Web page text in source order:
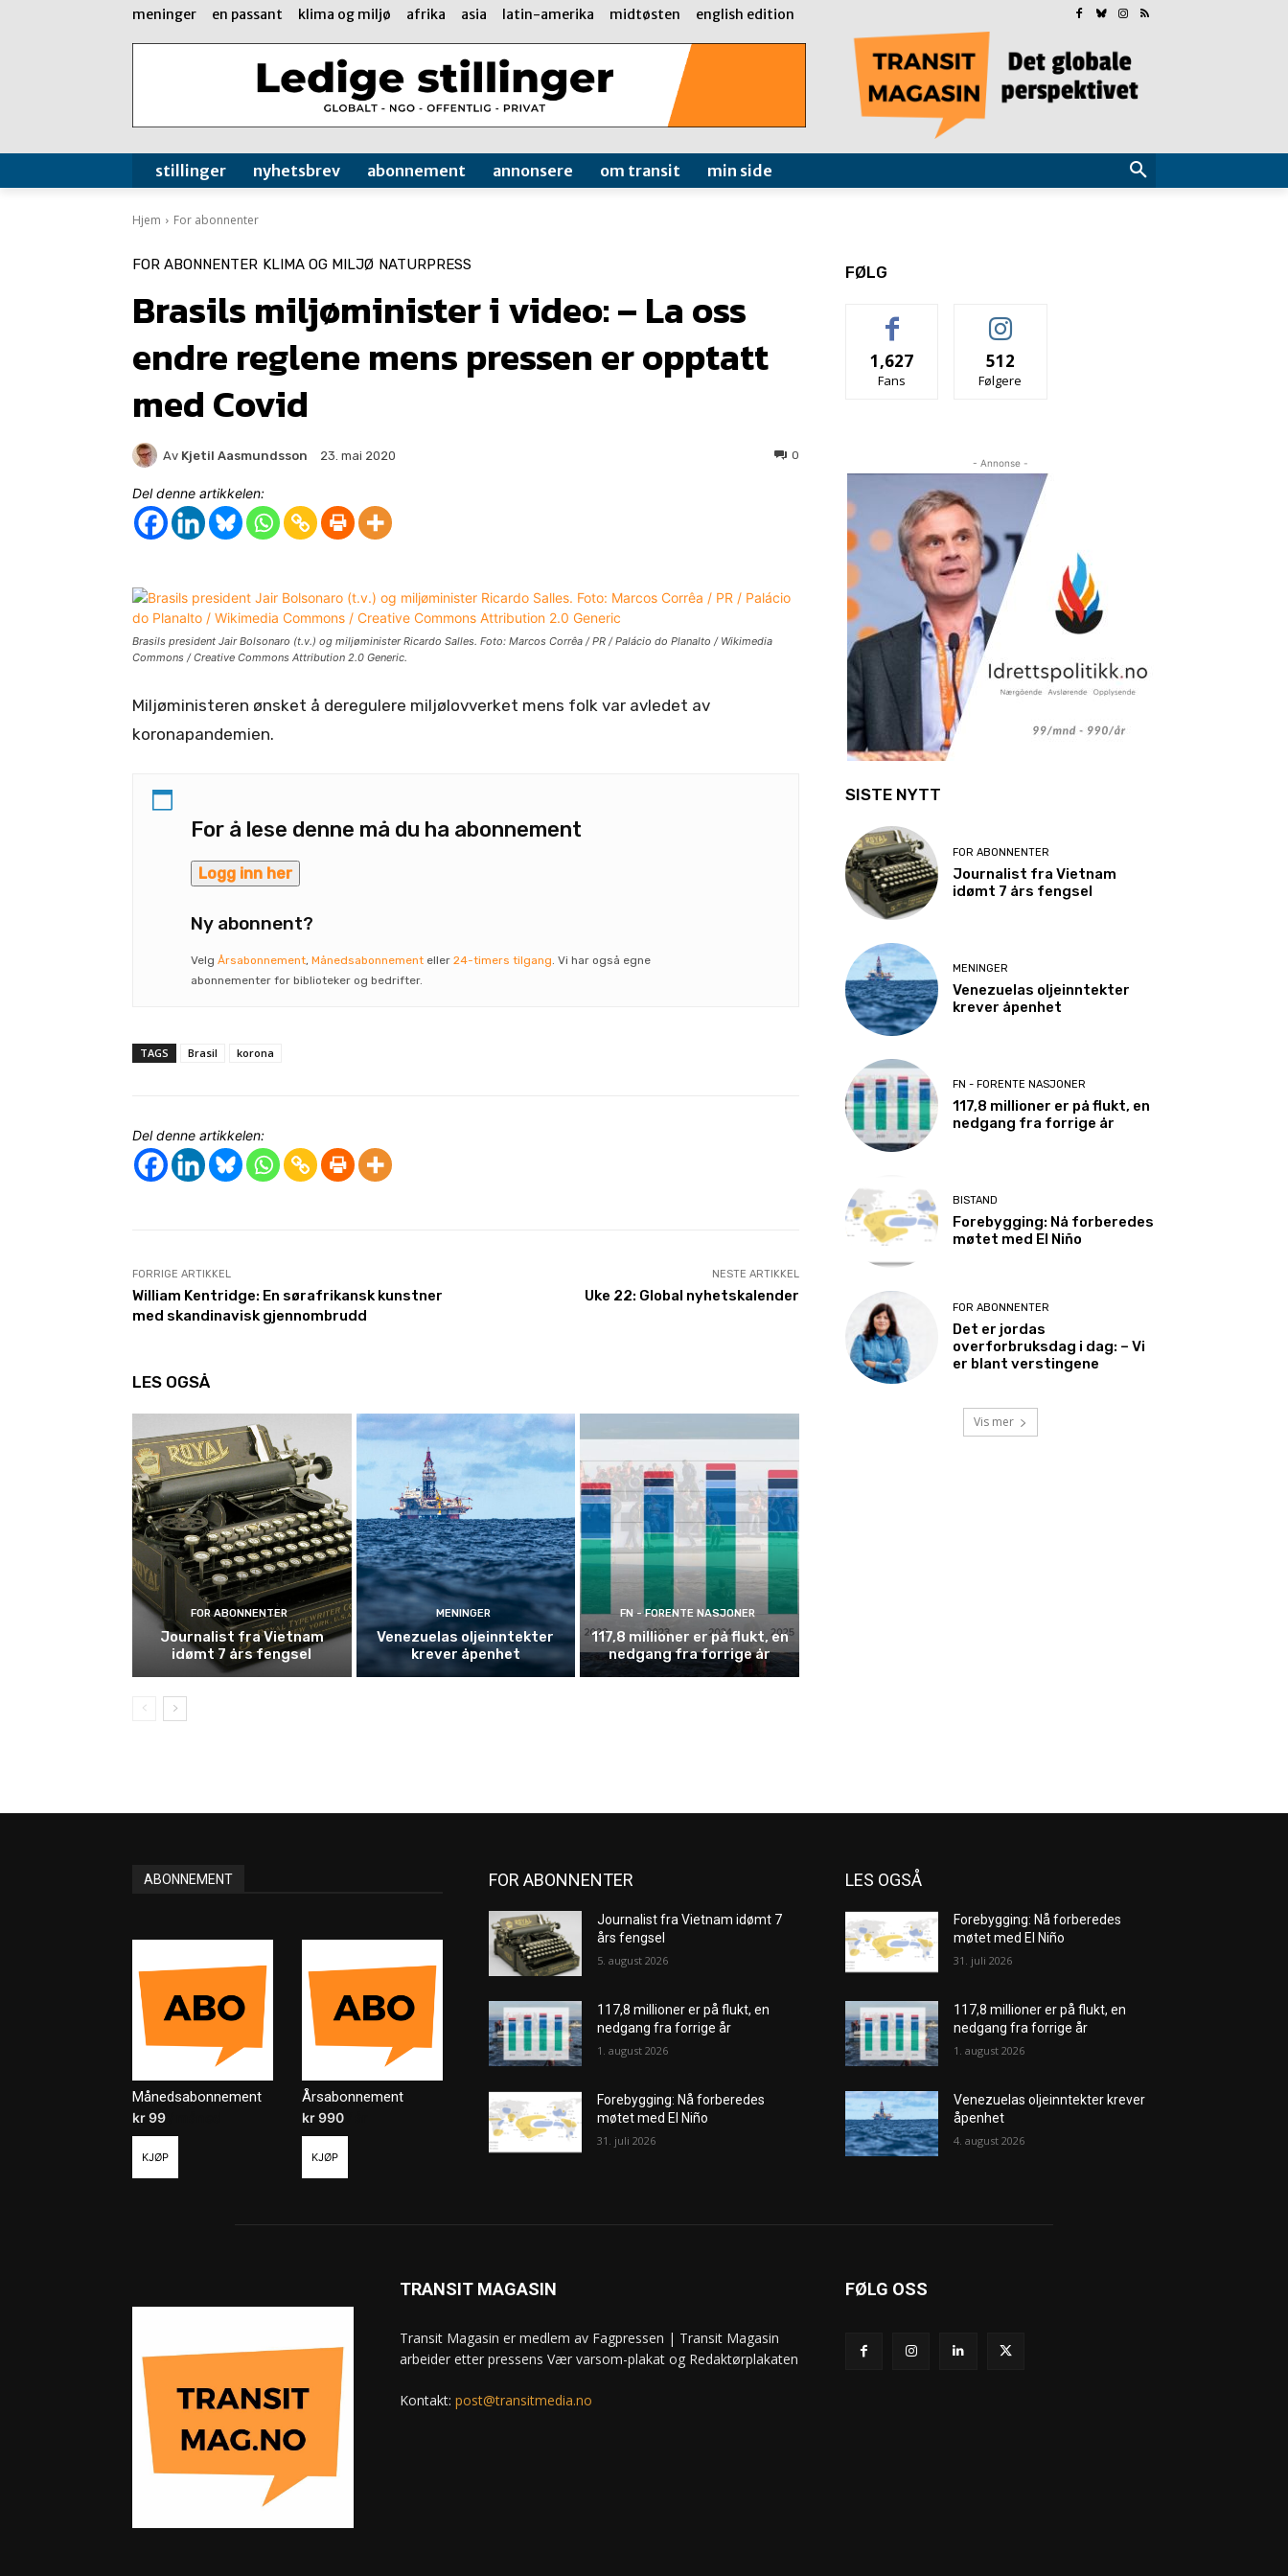
meninger en passant klima og miljø afrika asia latin-amerika midtøsten english edition
stillinger nyhetsbrev abonnement annonsere om transit min side
Hjem For abonnenter
FOR ABONNENTER KLIMA OG MILJØ NATURPRESS
Brasils miljøminister i video: – La oss
endre reglene mens pressen er opptatt
med Covid
Av Kjetil Aasmundsson 23. mai 2020 0
Del denne artikkelen:
Brasils president Jair Bolsonaro (t.v.) og miljøminister Ricardo Salles. Foto: Marcos Corrêa / PR / Palácio do Planalto / Wikimedia
Commons / Creative Commons Attribution 2.0 Generic.
Miljøministeren ønsket å deregulere miljølovverket mens folk var avledet av
koronapandemien.
For å lese denne må du ha abonnement
Logg inn her
Ny abonnent?
Velg Årsabonnement, Månedsabonnement eller 24-timers tilgang. Vi har også egne
abonnementer for biblioteker og bedrifter.
TAGS Brasil korona
Del denne artikkelen:
FORRIGE ARTIKKEL
William Kentridge: En sørafrikansk kunstner
med skandinavisk gjennombrudd
NESTE ARTIKKEL
Uke 22: Global nyhetskalender
LES OGSÅ
FOR ABONNENTER
Journalist fra Vietnam
idømt 7 års fengsel
MENINGER
Venezuelas oljeinntekter
krever åpenhet
FN - FORENTE NASJONER
117,8 millioner er på flukt, en
nedgang fra forrige år
FØLG
1,627
Fans
512
Følgere
- Annonse -
SISTE NYTT
FOR ABONNENTER
Journalist fra Vietnam
idømt 7 års fengsel
MENINGER
Venezuelas oljeinntekter
krever åpenhet
FN - FORENTE NASJONER
117,8 millioner er på flukt, en
nedgang fra forrige år
BISTAND
Forebygging: Nå forberedes
møtet med El Niño
FOR ABONNENTER
Det er jordas
overforbruksdag i dag: – Vi
er blant verstingene
Vis mer
ABONNEMENT
Månedsabonnement
kr99
KJØP
Årsabonnement
kr990
KJØP
FOR ABONNENTER
Journalist fra Vietnam idømt 7
års fengsel
5. august 2026
117,8 millioner er på flukt, en
nedgang fra forrige år
1. august 2026
Forebygging: Nå forberedes
møtet med El Niño
31. juli 2026
LES OGSÅ
Forebygging: Nå forberedes
møtet med El Niño
31. juli 2026
117,8 millioner er på flukt, en
nedgang fra forrige år
1. august 2026
Venezuelas oljeinntekter krever
åpenhet
4. august 2026
TRANSIT MAGASIN
Transit Magasin er medlem av Fagpressen | Transit Magasin
arbeider etter pressens Vær varsom-plakat og Redaktørplakaten
Kontakt: post@transitmedia.no
FØLG OSS